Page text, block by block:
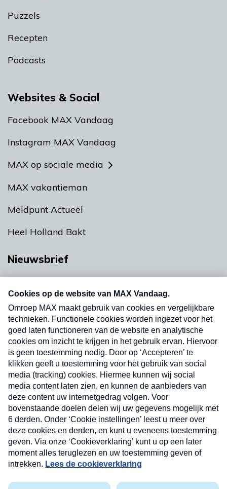
Puzzels
Recepten
Podcasts
Websites & Social
Facebook MAX Vandaag
Instagram MAX Vandaag
MAX op sociale media
MAX vakantieman
Meldpunt Actueel
Heel Holland Bakt
Nieuwsbrief
nieuwsbrief. Elke vrijdag- en dinsdagochtend in
uw mailbox.
Verzend
Nieuwsbrief
Neem hier een gratis abonnement op onze
nieuwsbrief. Elke vrijdag- en dinsdagochtend in uw